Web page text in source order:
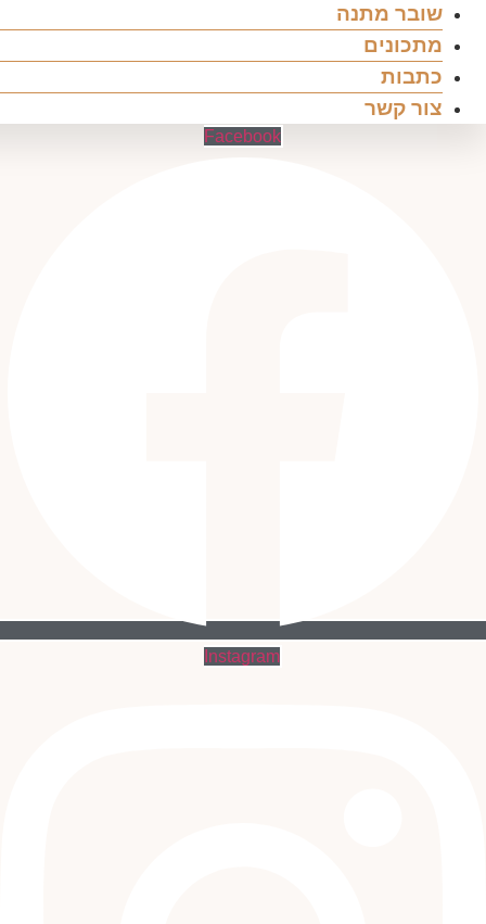
שובר מתנה
מתכונים
כתבות
צור קשר
Facebook
Instagram